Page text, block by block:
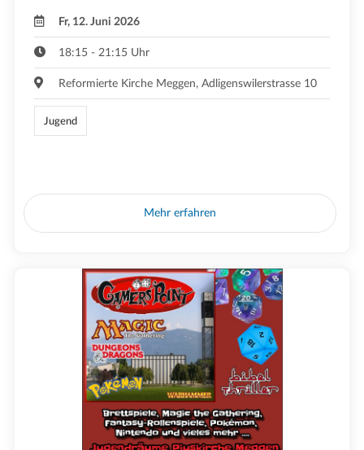
Fr, 12. Juni 2026
18:15 - 21:15 Uhr
Reformierte Kirche Meggen, Adligenswilerstrasse 10
Jugend
Mehr erfahren